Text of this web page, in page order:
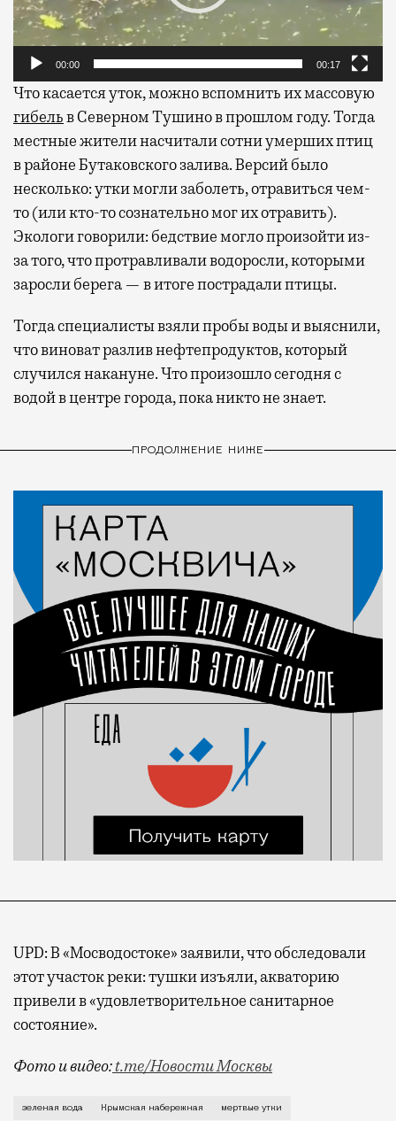
00:00 00:17
Что касается уток, можно вспомнить их массовую
гибельв Северном Тушино в прошлом году. Тогда
местные жители насчитали сотни умерших птиц
в районе Бутаковского залива. Версий было
несколько: утки могли заболеть, отравиться чем-
то (или кто-то сознательно мог их отравить).
Экологи говорили: бедствие могло произойти из-
за того, что протравливали водоросли, которыми
заросли берега — в итоге пострадали птицы.
Тогда специалисты взяли пробы воды и выяснили,
что виноват разлив нефтепродуктов, который
случился накануне. Что произошло сегодня с
водой в центре города, пока никто не знает.
ПРОДОЛЖЕНИЕ НИЖЕ
UPD: В «Мосводостоке» заявили, что обследовали
этот участок реки: тушки изъяли, акваторию
привели в «удовлетворительное санитарное
состояние».
Фото и видео:t.me/Новости Москвы
Уже в который раз горожан взволновало качество
зеленая вода Крымская набережная мертвые утки